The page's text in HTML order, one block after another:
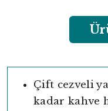
Çift cezveli
kadar kahve